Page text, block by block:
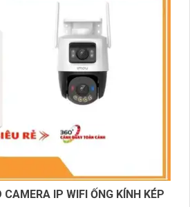
CAMERA IP WIFI ỐNG KÍNH KÉP